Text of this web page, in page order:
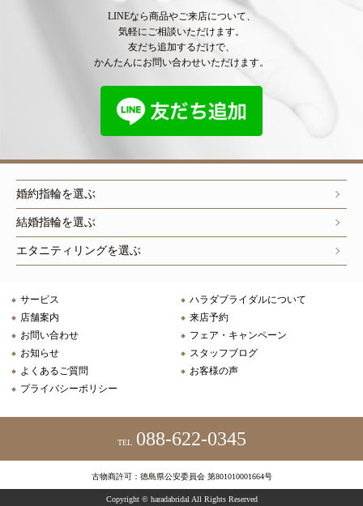
LINEなら商品やご来店について、
気軽にご相談いただけます。
友だち追加するだけで、
かんたんにお問い合わせいただけます。
婚約指輪を選ぶ
結婚指輪を選ぶ
エタニティリングを選ぶ
サービス
ハラダブライダルについて
店舗案内
来店予約
お問い合わせ
フェア・キャンペーン
お知らせ
スタッフブログ
よくあるご質問
お客様の声
プライバシーポリシー
TEL 088-622-0345
古物商許可：徳島県公安委員会 第801010001664号
Copyright © haradabridal All Rights Reserved